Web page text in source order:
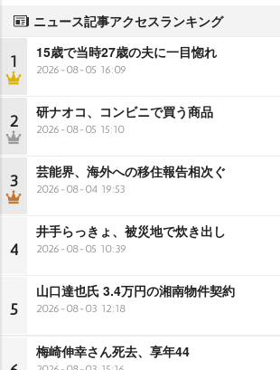
ニュース記事アクセスランキング
1 15歳で当時27歳の夫に一目惚れ
2026-08-05 16:09
2 研ナオコ、コンビニで買う商品
2026-08-05 15:10
3 芸能界、海外への移住報告相次ぐ
2026-08-04 19:53
4
井手らっきょ、被災地で炊き出し
2026-08-05 10:39
5
山口達也氏 3.4万円の湘南物件契約
2026-08-03 12:18
梅崎伸幸さん死去、享年44